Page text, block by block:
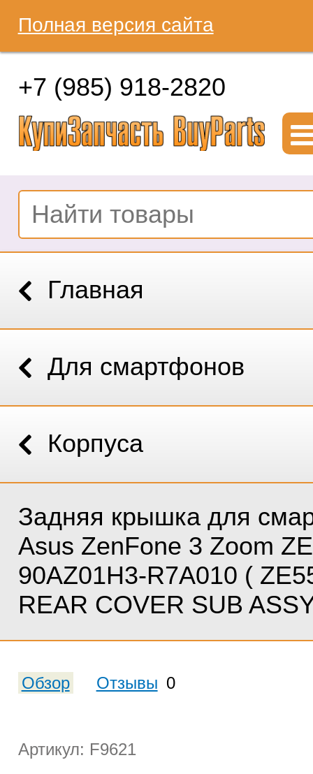
Полная версия сайта
+7 (985) 918-2820
Главная
Для смартфонов
Корпуса
Задняя крышка для
Asus ZenFone 3 Zoom
90AZ01H3-R7A010 (
REAR COVER SUB
Обзор Отзывы 0
Артикул: F9621